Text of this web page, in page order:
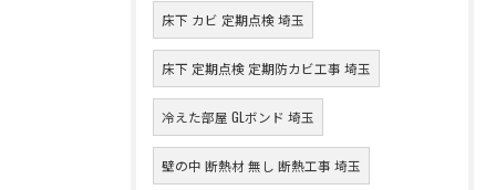
床下 カビ 定期点検 埼玉
床下 定期点検 定期防カビ工事 埼玉
冷えた部屋 GLボンド 埼玉
壁の中 断熱材 無し 断熱工事 埼玉